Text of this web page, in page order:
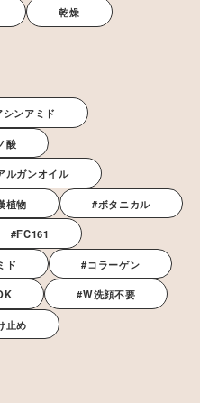
乾燥
ンアミド
酸
ルガンオイル
植物 #ボタニカル
#FC161
ド #コラーゲン
#W洗顔不要
止め